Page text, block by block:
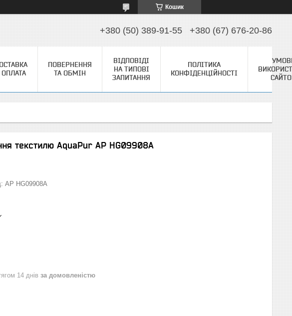
Кошик
+380 (50) 389-91-55 +380 (67) 676-20-86
ОПЛАТА
ПОВЕРНЕННЯ
ТА ОБМІН
ВІДПОВІДІ
НА ТИПОВІ
ЗАПИТАННЯ
ПОЛІТИКА
КОНФІДЕНЦІЙНОСТІ
текстилю AquaPur AP HG09908A
AP HG09908A
14 днів за домовленістю